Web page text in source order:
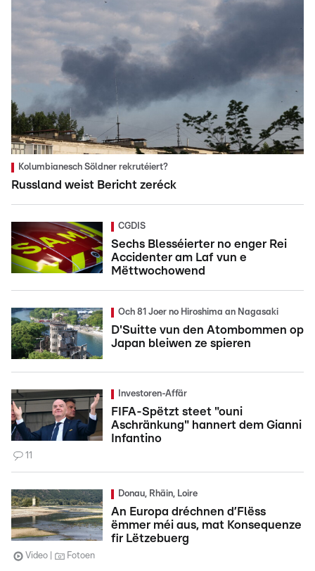
Kolumbianesch Söldner rekrutéiert?
Russland weist Bericht zeréck
CGDIS
Sechs Blesséierter no enger Rei
Accidenter am Laf vun e
Mëttwochowend
Och 81 Joer no Hiroshima an Nagasaki
D'Suitte vun den Atombommen op
Japan bleiwen ze spieren
Investoren-Affär
FIFA-Spëtzt steet "ouni
Aschränkung" hannert dem Gianni
Infantino
11
Donau, Rhäin, Loire
An Europa dréchnen d’Flëss
ëmmer méi aus, mat Konsequenze
fir Lëtzebuerg
Video Fotoen